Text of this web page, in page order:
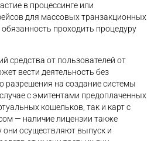
в процессинге или
для массовых транзакционных
проходить процедуру
средства от пользователей от
вести деятельность без
разрешения на создание системы
с эмитентами предоплаченных
кошельков, так и карт с
— наличие лицензии также
они осуществляют выпуск и